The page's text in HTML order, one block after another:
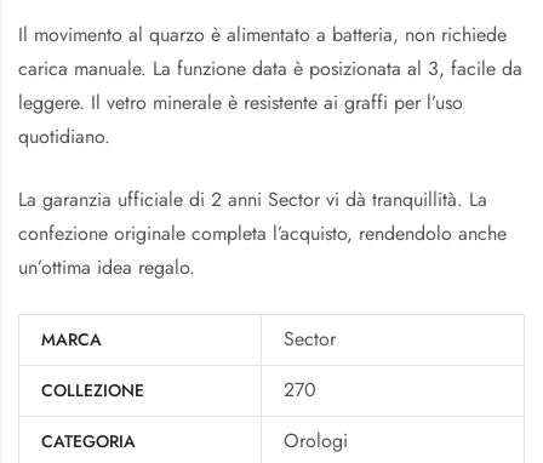
Il movimento al quarzo è alimentato a batteria, non richiede
carica manuale. La funzione data è posizionata al 3, facile da
leggere. Il vetro minerale è resistente ai graffi per l’uso
quotidiano.
La garanzia ufficiale di 2 anni Sector vi dà tranquillità. La
confezione originale completa l’acquisto, rendendolo anche
un’ottima idea regalo.
MARCA Sector
COLLEZIONE 270
CATEGORIA Orologi